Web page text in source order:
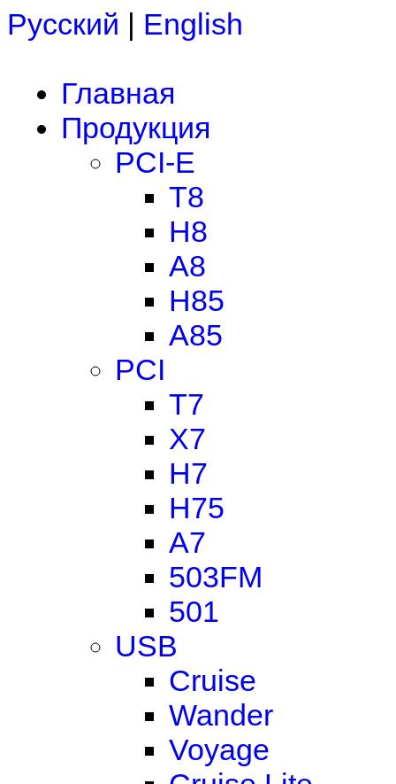
Русский | English
Главная
Продукция
PCI-E
T8
H8
A8
H85
A85
PCI
T7
X7
H7
H75
A7
503FM
501
USB
Cruise
Wander
Voyage